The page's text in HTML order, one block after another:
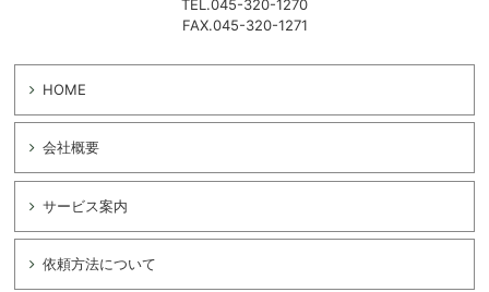
TEL.045-320-1270
FAX.045-320-1271
HOME
会社概要
サービス案内
依頼方法について